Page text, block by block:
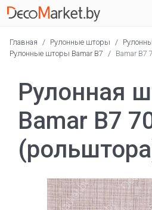
Главная / Рулонные шторы /
Рулонные шторы Bamar B7 / Bamar B7
Рулонная
Bamar B7